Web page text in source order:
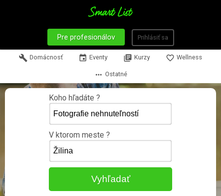
Pre profesionálov Prihlásiť sa
build Domácnosť event Eventy library_books Kurzy favorite_border Wellness
more_horiz Ostatné
Koho hľadáte ?
V ktorom meste ?